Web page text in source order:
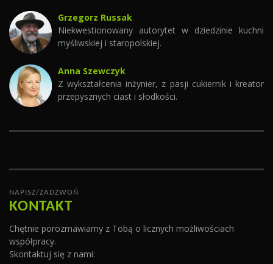
Grzegorz Russak
Niekwestionowany autorytet w dziedzinie kuchni
myśliwskiej i staropolskiej.
Anna Szewczyk
Z wykształcenia inżynier, z pasji cukiernik i kreator
przepysznych ciast i słodkości.
NAPISZ/ZADZWOŃ
KONTAKT
Chętnie porozmawiamy z Tobą o licznych możliwościach
współpracy.
Skontaktuj się z nami: